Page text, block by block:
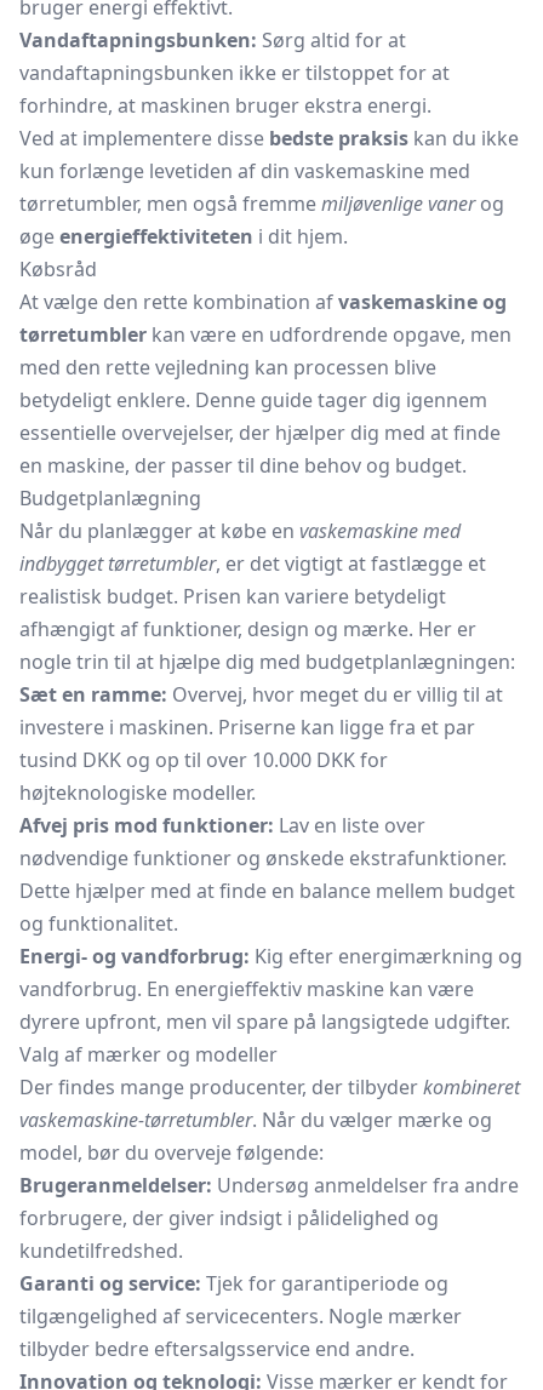
bruger energi effektivt.
Vandaftapningsbunken: Sørg altid for at
vandaftapningsbunken ikke er tilstoppet for at
forhindre, at maskinen bruger ekstra energi.
Ved at implementere disse bedste praksis kan du ikke
kun forlænge levetiden af din vaskemaskine med
tørretumbler, men også fremmemiljøvenlige vanerog
øgeenergieffektiviteten i dit hjem.
Købsråd
At vælge den rette kombination afvaskemaskine og
tørretumbler kan være en udfordrende opgave, men
med den rette vejledning kan processen blive
betydeligt enklere. Denne guide tager dig igennem
essentielle overvejelser, der hjælper dig med at finde
en maskine, der passer til dine behov og budget.
Budgetplanlægning
Når du planlægger at købe en vaskemaskine med
indbygget tørretumbler, er det vigtigt at fastlægge et
realistisk budget. Prisen kan variere betydeligt
afhængigt af funktioner, design og mærke. Her er
nogle trin til at hjælpe dig med budgetplanlægningen:
Sæt en ramme: Overvej, hvor meget du er villig til at
investere i maskinen. Priserne kan ligge fra et par
tusind DKK og op til over 10.000 DKK for
højteknologiske modeller.
Afvej pris mod funktioner: Lav en liste over
nødvendige funktioner og ønskede ekstrafunktioner.
Dette hjælper med at finde en balance mellem budget
og funktionalitet.
Energi- og vandforbrug: Kig efter energimærkning og
vandforbrug. En energieffektiv maskine kan være
dyrere upfront, men vil spare på langsigtede udgifter.
Valg af mærker og modeller
Der findes mange producenter, der tilbyderkombineret
vaskemaskine-tørretumbler. Når du vælger mærke og
model, bør du overveje følgende:
Brugeranmeldelser: Undersøg anmeldelser fra andre
forbrugere, der giver indsigt i pålidelighed og
kundetilfredshed.
Garanti og service: Tjek for garantiperiode og
tilgængelighed af servicecenters. Nogle mærker
tilbyder bedre eftersalgsservice end andre.
Innovation og teknologi: Visse mærker er kendt for